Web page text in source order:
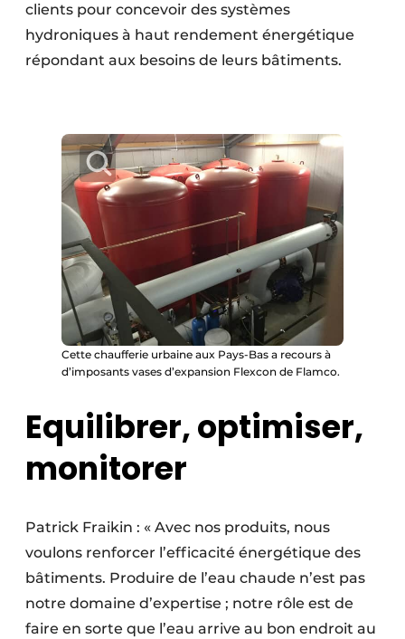
clients pour concevoir des systèmes
hydroniques à haut rendement énergétique
répondant aux besoins de leurs bâtiments.
Cette chaufferie urbaine aux Pays-Bas a recours à
d’imposants vases d’expansion Flexcon de Flamco.
Equilibrer, optimiser,
monitorer
Patrick Fraikin : « Avec nos produits, nous
voulons renforcer l’efficacité énergétique des
bâtiments. Produire de l’eau chaude n’est pas
notre domaine d’expertise ; notre rôle est de
faire en sorte que l’eau arrive au bon endroit au